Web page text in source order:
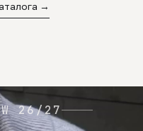
→
26/27